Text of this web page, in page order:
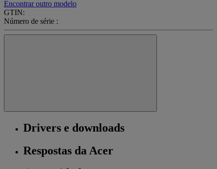
Encontrar outro modelo
GTIN:
Número de série :
Drivers e downloads
Respostas da Acer